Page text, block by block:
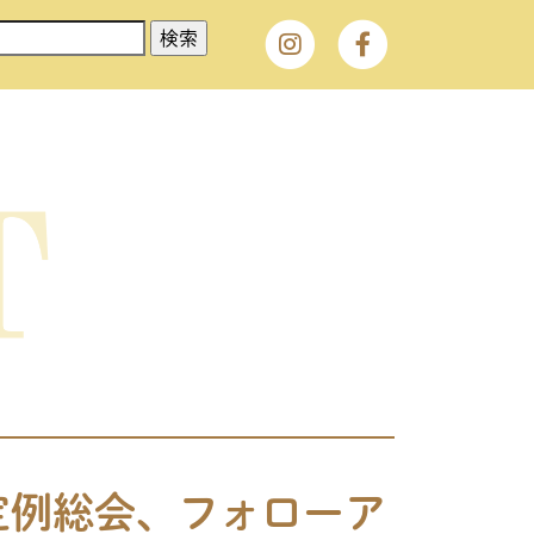
総会、フォローア